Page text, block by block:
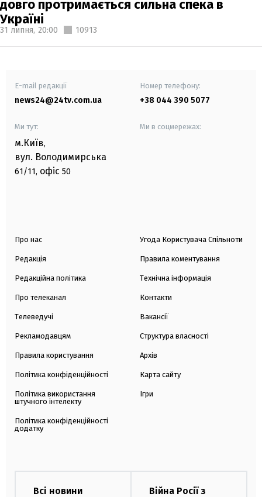
довго протримається сильна спека в
Україні
31 липня, 20:00 10913
E-mail редакції
news24@24tv.com.ua
Номер телефону:
+38 044 390 5077
Ми тут:
м.Київ,
вул. Володимирська
61/11, офіс 50
Ми в соцмережах:
Про нас
Редакція
Редакційна політика
Про телеканал
Телеведучі
Рекламодавцям
Правила користування
Політика конфіденційності
Політика використання
штучного інтелекту
Політика конфіденційності
додатку
Угода Користувача Спільноти
Правила коментування
Технічна інформація
Контакти
Вакансії
Структура власності
Архів
Карта сайту
Ігри
Всі новини
Війна Росії з